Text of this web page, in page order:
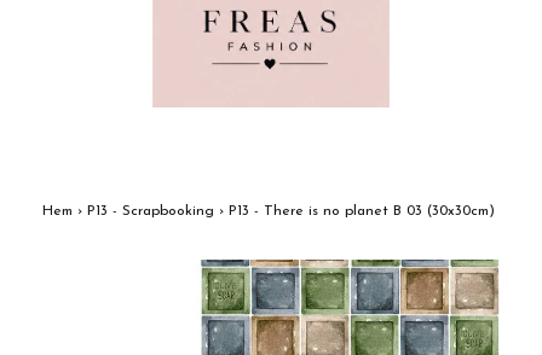
Hem › P13 - Scrapbooking › P13 - There is no planet B 03 (30x30cm)